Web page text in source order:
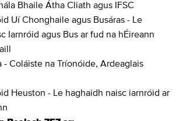
Bhaile Átha Cliath agus IFSC
Uí Chonghaile agus Busáras - Le
Iarnróid agus Bus ar fud na hÉireann
- Coláiste na Tríonóide, Ardeaglais
Heuston - Le haghaidh naisc iarnróid ar